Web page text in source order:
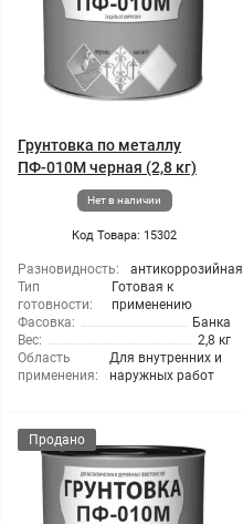
Грунтовка по металлу
ПФ-010М черная (2,8 кг)
Нет в наличии
Код Товара: 15302
Разновидность:
антикоррозийная
Тип
готовности:
Готовая к
применению
Фасовка:
Банка
Вес:
2,8 кг
Область
применения:
Для внутренних и
наружных работ
Продано